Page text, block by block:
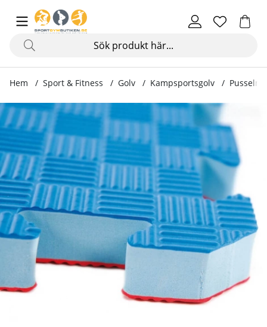
Hem Sport & Fitness Golv Kampsportsgolv
Produktbilder Pusselmatta